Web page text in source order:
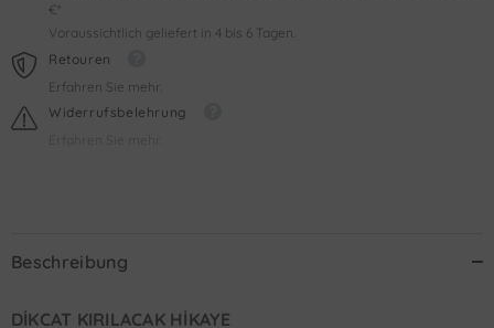
€*
Voraussichtlich geliefert in 4 bis 6 Tagen.
Retouren
Erfahren Sie mehr.
Widerrufsbelehrung
Beschreibung
DİKCAT KIRILACAK HİKAYE